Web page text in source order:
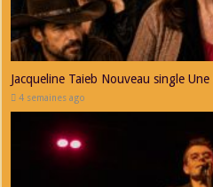
Jacqueline Taieb Nouveau single
4 semaines ago